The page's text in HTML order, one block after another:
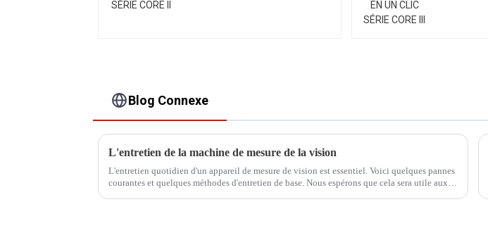
Blog Connexe
L'entretien de la machine de mesure de la vision
L'entretien quotidien d'un appareil de mesure de vision est essentiel. Voici quelques pannes
courantes et quelques méthodes d'entretien de base. Nous espérons que cela sera utile aux